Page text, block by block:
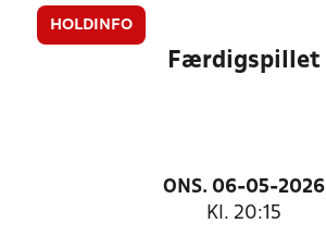
HOLDINFO
Færdigspillet
ONS. 06-05-2026
Kl. 20:15